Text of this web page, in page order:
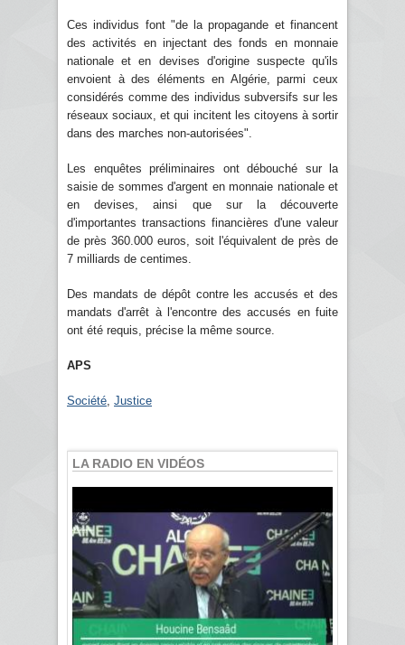
Ces individus font "de la propagande et financent
des activités en injectant des fonds en monnaie
nationale et en devises d'origine suspecte qu'ils
envoient à des éléments en Algérie, parmi ceux
considérés comme des individus subversifs sur les
réseaux sociaux, et qui incitent les citoyens à sortir
dans des marches non-autorisées".
Les enquêtes préliminaires ont débouché sur la
saisie de sommes d'argent en monnaie nationale et
en devises, ainsi que sur la découverte
d'importantes transactions financières d'une valeur
de près 360.000 euros, soit l'équivalent de près de
7 milliards de centimes.
Des mandats de dépôt contre les accusés et des
mandats d'arrêt à l'encontre des accusés en fuite
ont été requis, précise la même source.
APS
Société Justice
LA RADIO EN VIDÉOS